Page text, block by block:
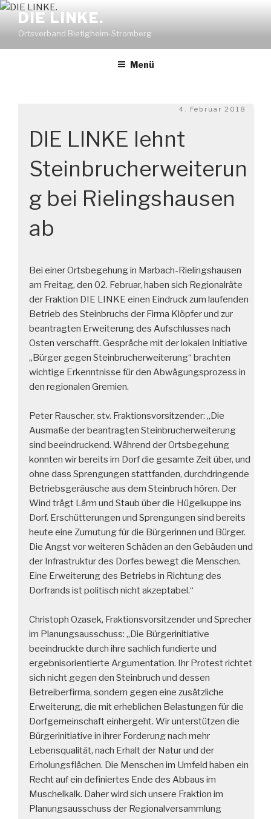
Zum
Inhalt
springen
DIE LINKE.
Ortsverband Bietigheim-Stromberg
Menü
Veröffentlicht
4. Februar 2018
DIE LINKE lehnt
Steinbrucherweiterun
g bei Rielingshausen
ab
Bei einer Ortsbegehung in Marbach-Rielingshausen
am Freitag, den 02. Februar, haben sich Regionalräte
der Fraktion DIE LINKE einen Eindruck zum laufenden
Betrieb des Steinbruchs der Firma Klöpfer und zur
beantragten Erweiterung des Aufschlusses nach
Osten verschafft. Gespräche mit der lokalen Initiative
„Bürger gegen Steinbrucherweiterung“ brachten
wichtige Erkenntnisse für den Abwägungsprozess in
den regionalen Gremien.
Peter Rauscher, stv. Fraktionsvorsitzender: „Die
Ausmaße der beantragten Steinbrucherweiterung
sind beeindruckend. Während der Ortsbegehung
konnten wir bereits im Dorf die gesamte Zeit über, und
ohne dass Sprengungen stattfanden, durchdringende
Betriebsgeräusche aus dem Steinbruch hören. Der
Wind trägt Lärm und Staub über die Hügelkuppe ins
Dorf. Erschütterungen und Sprengungen sind bereits
heute eine Zumutung für die Bürgerinnen und Bürger.
Die Angst vor weiteren Schäden an den Gebäuden und
der Infrastruktur des Dorfes bewegt die Menschen.
Eine Erweiterung des Betriebs in Richtung des
Dorfrands ist politisch nicht akzeptabel.“
Christoph Ozasek, Fraktionsvorsitzender und Sprecher
im Planungsausschuss: „Die Bürgerinitiative
beeindruckte durch ihre sachlich fundierte und
ergebnisorientierte Argumentation. Ihr Protest richtet
sich nicht gegen den Steinbruch und dessen
Betreiberfirma, sondern gegen eine zusätzliche
Erweiterung, die mit erheblichen Belastungen für die
Dorfgemeinschaft einhergeht. Wir unterstützen die
Bürgerinitiative in ihrer Forderung nach mehr
Lebensqualität, nach Erhalt der Natur und der
Erholungsflächen. Die Menschen im Umfeld haben ein
Recht auf ein definiertes Ende des Abbaus im
Muschelkalk. Daher wird sich unsere Fraktion im
Planungsausschuss der Regionalversammlung